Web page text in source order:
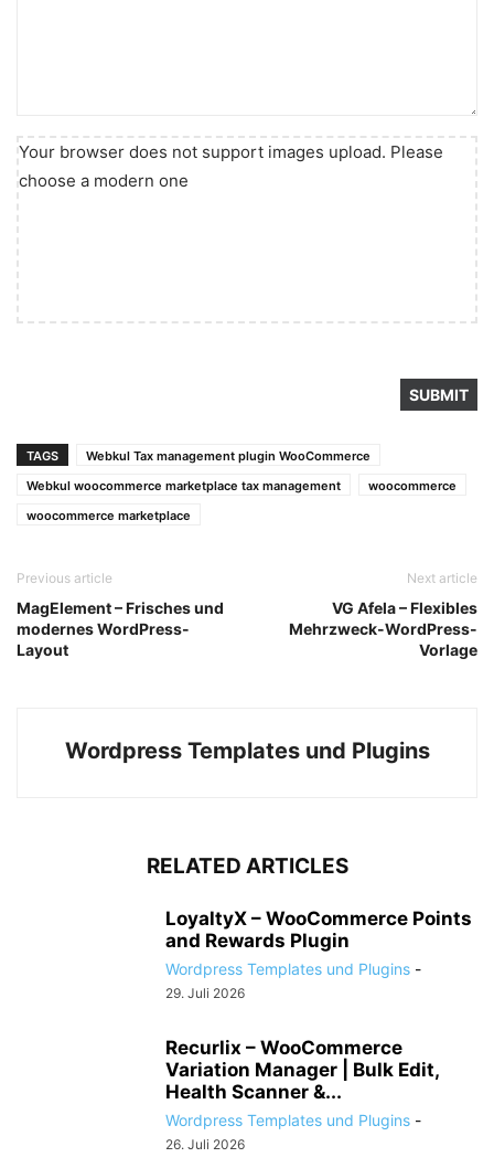
Your browser does not support images upload. Please
choose a modern one
TAGS
Webkul Tax management plugin WooCommerce
Webkul woocommerce marketplace tax management
woocommerce
woocommerce marketplace
Previous article
MagElement – Frisches und
modernes WordPress-
Layout
Next article
VG Afela – Flexibles
Mehrzweck-WordPress-
Vorlage
Wordpress Templates und Plugins
RELATED ARTICLES
LoyaltyX – WooCommerce Points
and Rewards Plugin
Wordpress Templates und Plugins -
29. Juli 2026
Recurlix – WooCommerce
Variation Manager | Bulk Edit,
Health Scanner &...
Wordpress Templates und Plugins -
26. Juli 2026